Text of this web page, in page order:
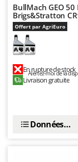
Michelin
Mille
Minox
Mockmill
More than chef
MOSA
MTD
BullMach GEO
Brigs&Stratton
Offert par AgriEuro
En rupture de stock
Alertez-moi de la
Livraison gratuite
Données